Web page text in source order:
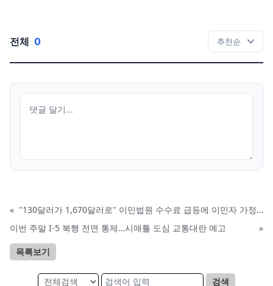
전체 0
«
"130달러가 1,670달러로" 이민법원 수수료 급등에 이민자 가정 비명
이번 주말 I-5 북행 전면 통제…시애틀 도심 교통대란 예고
»
목록보기
검색